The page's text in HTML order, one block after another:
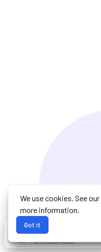
We use cookies. See our
more information.
Got it